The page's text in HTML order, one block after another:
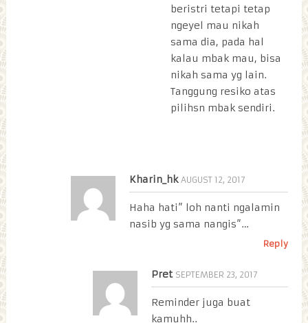
beristri tetapi tetap
ngeyel mau nikah
sama dia, pada hal
kalau mbak mau, bisa
nikah sama yg lain.
Tanggung resiko atas
pilihsn mbak sendiri.
Kharin_hk AUGUST 12, 2017
Haha hati” loh nanti ngalamin
nasib yg sama nangis”…
Reply
Pret SEPTEMBER 23, 2017
Reminder juga buat
kamuhh..